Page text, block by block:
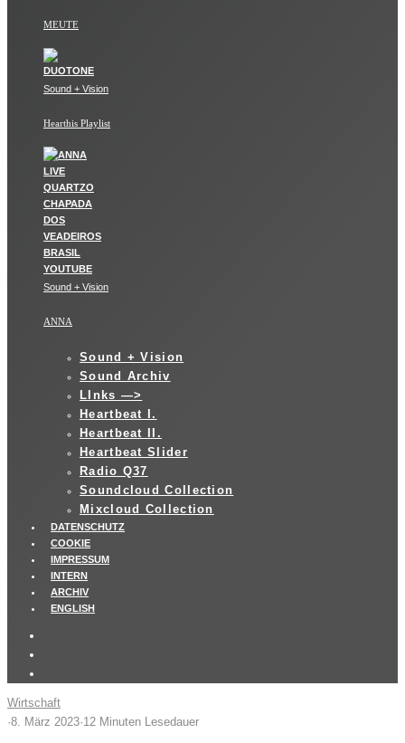
MEUTE
Sound + Vision
Hearthis Playlist
Sound + Vision
ANNA
Sound + Vision
Sound Archiv
LInks —>
Heartbeat I.
Heartbeat II.
Heartbeat Slider
Radio Q37
Soundcloud Collection
Mixcloud Collection
DATENSCHUTZ
COOKIE
IMPRESSUM
INTERN
ARCHIV
ENGLISH
Wirtschaft
·8. März 2023·12 Minuten Lesedauer